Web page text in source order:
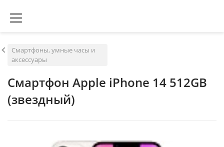
Смартфоны, умные часы и
аксессуары
Смартфон Apple iPhone 14 512GB
(звездный)